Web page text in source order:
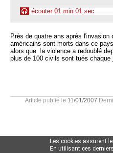
écouter 01 min 01 sec
Près de quatre ans après
américains sont morts dans ce
alors que la violence a redoublé
plus de 100 civils sont tués chaque
Article publié le 11/01/2007
Les cookies assurent
En utilisant ces